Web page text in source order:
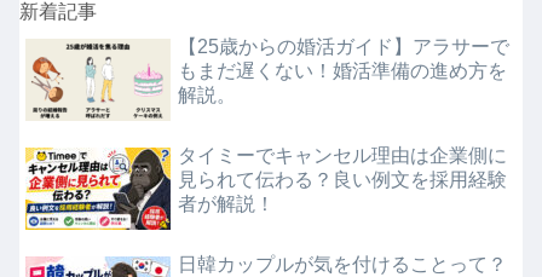
新着記事
【25歳からの婚活ガイド】アラサーで
もまだ遅くない！婚活準備の進め方を
解説。
タイミーでキャンセル理由は企業側に
見られて伝わる？良い例文を採用経験
者が解説！
日韓カップルが気を付けることって？